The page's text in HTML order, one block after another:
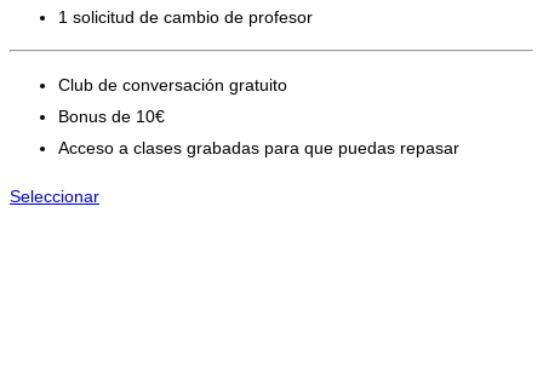
1 solicitud de cambio de profesor
Club de conversación gratuito
Bonus de 10€
Acceso a clases grabadas para que puedas repasar
Seleccionar